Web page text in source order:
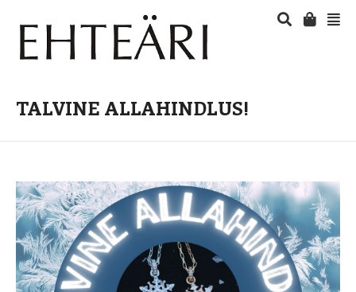
TALVINE ALLAHINDLUS!